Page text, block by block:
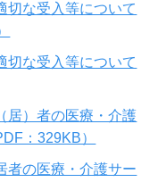
切な受入等について
切な受入等について
居）者の医療・介護
：329KB）
者の医療・介護サー